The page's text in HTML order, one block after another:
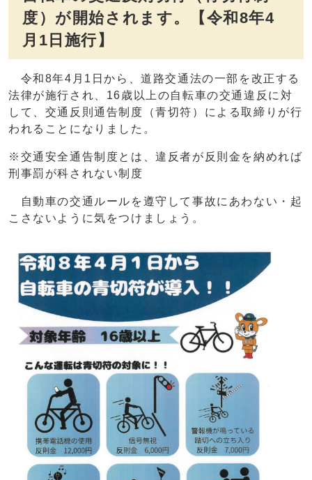
度）が開始されます。【令和8年4
月1日施行】
令和8年4月1日から、道路交通法の一部を改正する
法律が施行され、16歳以上の自転車の交通違反に対
して、交通反則通告制度（青切符）による取締りが行
われることになりました。
※交通安全通告制度とは、違反者が反則金を納めれば
刑事罰が科されない制度
自動車の交通ルールを遵守して事故にあわない・起
こさないように気をつけましょう。